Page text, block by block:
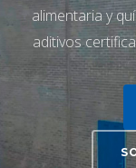
alimentaria y
aditivos